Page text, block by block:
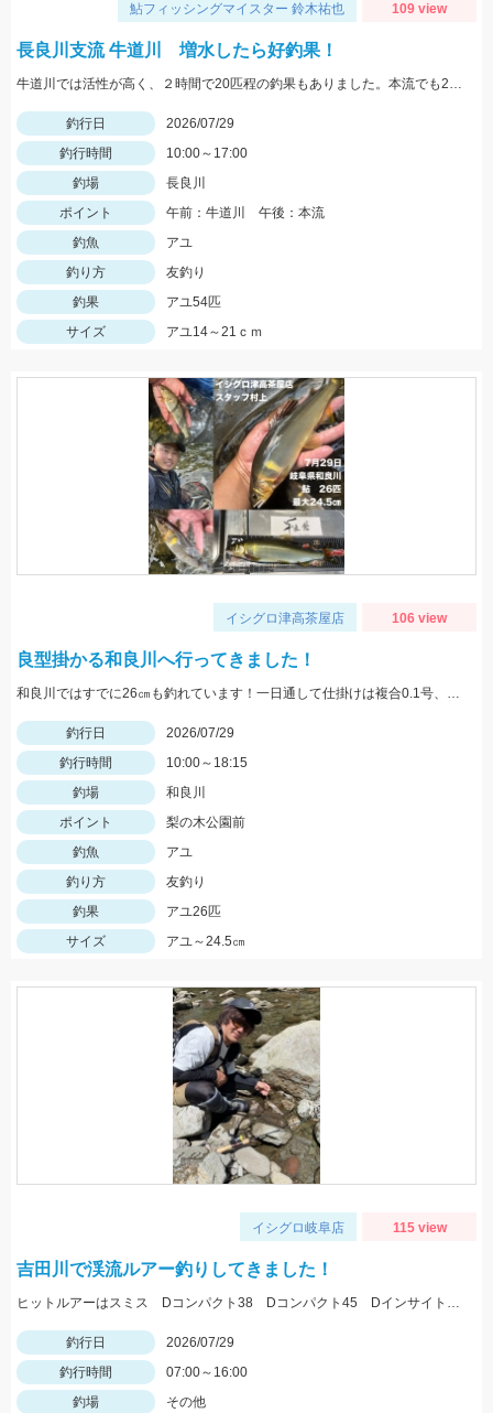
鮎フィッシングマイスター 鈴木祐也 109 view
長良川支流 牛道川 増水したら好釣果！
牛道川では活性が高く、２時間で20匹程の釣果もありました。本流でも20ｃｍクラスの鮎が掛かるようになってきており楽しむことができています。
釣行日
2026/07/29
釣行時間
10:00～17:00
釣場
長良川
ポイント
午前：牛道川 午後：本流
釣魚
アユ
釣り方
友釣り
釣果
アユ54匹
サイズ
アユ14～21ｃｍ
イシグロ津高茶屋店 106 view
良型掛かる和良川へ行ってきました！
和良川ではすでに26㎝も釣れています！一日通して仕掛けは複合0.1号、中ハリス1号、針7.5号を使用しました。
釣行日
2026/07/29
釣行時間
10:00～18:15
釣場
和良川
ポイント
梨の木公園前
釣魚
アユ
釣り方
友釣り
釣果
アユ26匹
サイズ
アユ～24.5㎝
イシグロ岐阜店 115 view
吉田川で渓流ルアー釣りしてきました！
ヒットルアーはスミス Dコンパクト38 Dコンパクト45 Dインサイト44 を使用。体高の良いアマゴ多く、楽しめました。
釣行日
2026/07/29
釣行時間
07:00～16:00
釣場
その他